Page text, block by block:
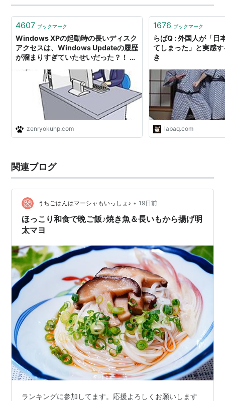
4607 ブックマーク
Windows XPの起動時の長いディスク
アクセスは、Windows Updateの履歴
が溜まりすぎていたせいだった？！ -
zenryokuhp.com
1676 ブックマーク
らばQ : 外国人が「日
てしまった」と実感
き
labaq.com
関連ブログ
うちごはんはマーシャもいっしょ♪ • 19日前
ほっこり和食で晩ご飯♪焼き魚＆長いもから揚げ明
太マヨ
ランキングに参加してます。応援よろしくお願いします